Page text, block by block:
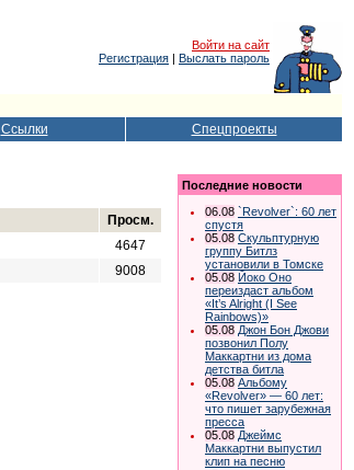
Войти на сайт
Регистрация | Выслать пароль
Ссылки Спецпроекты
Просм.
4647
9008
Последние новости
06.08 `Revolver`: 60 лет
спустя
05.08 Скульптурную
группу Битлз
установили в Томске
05.08 Йоко Оно
переиздаст альбом
«It’s Alright (I See
Rainbows)»
05.08 Джон Бон Джови
позвонил Полу
Маккартни из дома
детства битла
05.08 Альбому
«Revolver» — 60 лет:
что пишет зарубежная
пресса
05.08 Джеймс
Маккартни выпустил
клип на песню